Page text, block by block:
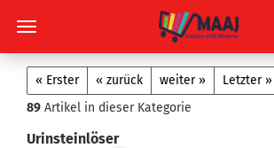
« Erster « zurück weiter »
Letzter »
89 Artikel in dieser Kategorie
Urinsteinlöser